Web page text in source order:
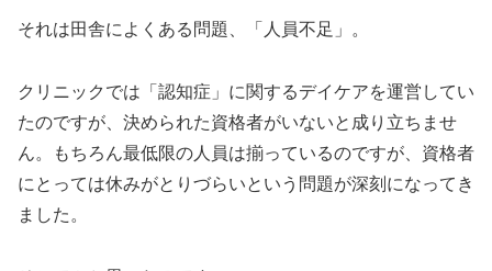
それは田舎によくある問題、「人員不足」。
クリニックでは「認知症」に関するデイケアを運営してい
たのですが、決められた資格者がいないと成り立ちませ
ん。もちろん最低限の人員は揃っているのですが、資格者
にとっては休みがとりづらいという問題が深刻になってき
ました。